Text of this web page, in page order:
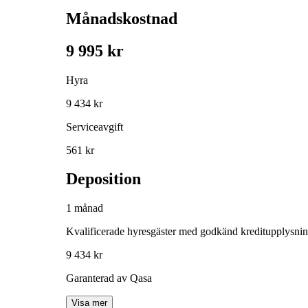
Månadskostnad
9 995 kr
Hyra
9 434 kr
Serviceavgift
561 kr
Deposition
1 månad
Kvalificerade hyresgäster med godkänd
9 434 kr
Garanterad av Qasa
Visa mer